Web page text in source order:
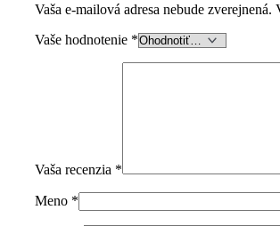
Vaša e-mailová adresa nebude zverejnená.
Vaše hodnotenie *
Vaša recenzia *
Meno *